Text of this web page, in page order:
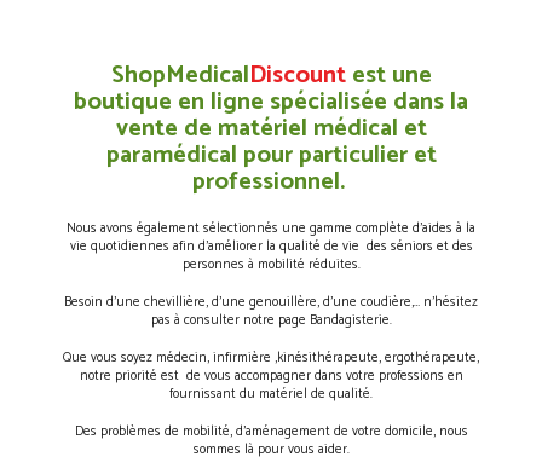
ShopMedicalDiscountest une
boutique en ligne spécialisée dans la
vente de matériel médical et
paramédical pour particulier et
professionnel.
Nous avons également sélectionnés une gamme complète d’aides à la
vie quotidiennes afin d’améliorer la qualité de vie des séniors et des
personnes à mobilité réduites.
Besoin d’une chevillière, d’une genouillère, d’une coudière,… n’hésitez
pas à consulter notre page Bandagisterie.
Que vous soyez médecin, infirmière ,kinésithérapeute, ergothérapeute,
notre priorité est de vous accompagner dans votre professions en
fournissant du matériel de qualité.
Des problèmes de mobilité, d’aménagement de votre domicile, nous
sommes là pour vous aider.